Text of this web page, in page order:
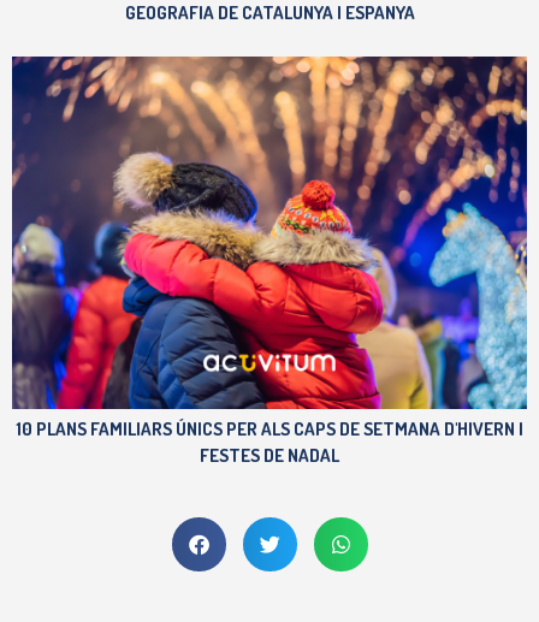
GEOGRAFIA DE CATALUNYA I ESPANYA
10 PLANS FAMILIARS ÚNICS PER ALS CAPS DE SETMANA D'HIVERN I
FESTES DE NADAL